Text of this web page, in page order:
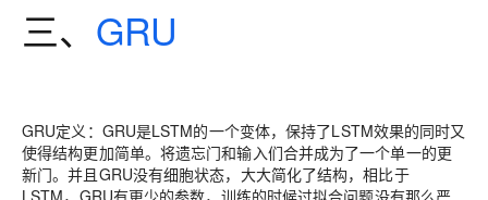
三、 GRU
GRU定义 ：GRU是LSTM的一个变体，保持了LSTM效果的同时又
使得结构更加简单。将遗忘门和输入们合并成为了一个单一的更
新门。并且GRU没有细胞状态，大大简化了结构，相比于
LSTM，GRU有更少的参数，训练的时候过拟合问题没有那么严